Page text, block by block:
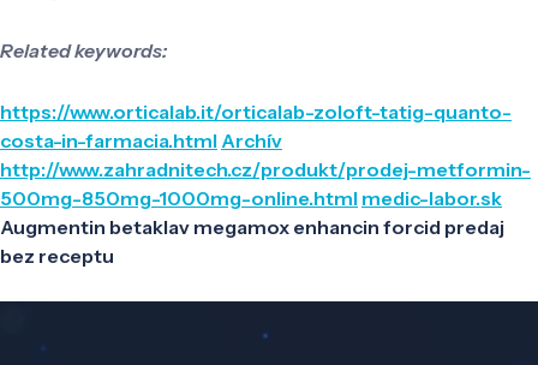
Related keywords:
https://www.orticalab.it/orticalab-zoloft-tatig-quanto-
costa-in-farmacia.html Archív
http://www.zahradnitech.cz/produkt/prodej-metformin-
500mg-850mg-1000mg-online.html medic-labor.sk
Augmentin betaklav megamox enhancin forcid predaj
bez receptu